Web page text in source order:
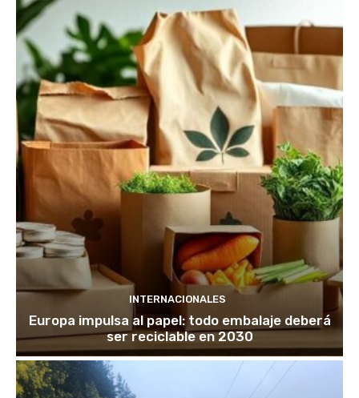
INTERNACIONALES
Europa impulsa al papel: todo embalaje deberá
ser reciclable en 2030